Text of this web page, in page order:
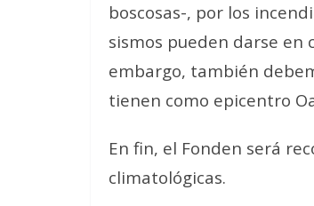
boscosas-, por los
sismos pueden darse en
embargo, también
tienen como epicentro
En fin, el Fonden será
climatológicas.